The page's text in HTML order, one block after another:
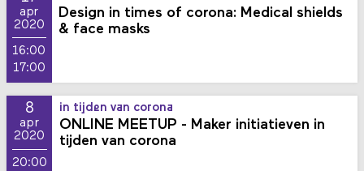
apr
2020
16:00
17:00
Design in times of corona: Medical shields
& face masks
8
apr
2020
20:00
in tijden van corona
ONLINE MEETUP - Maker initiatieven in
tijden van corona